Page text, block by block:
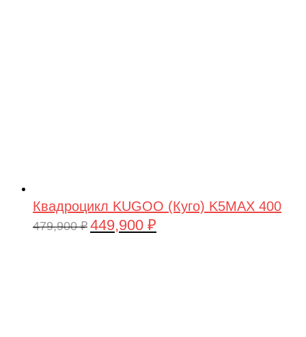
Квадроцикл KUGOO (Куго) K5MAX 400
479,900₽ Первоначальная
449,900 ₽